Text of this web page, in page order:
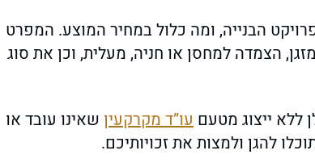
הבנייה, ומה כלול במחיר המוצע. המפרט
הצמדה למחסן או חניה, מעלית, וכן את סוג
ללא ייצוג מטעם עו”ד מקרקעין שאינו עובד או
להגן ולמצות את זכויותיכם.